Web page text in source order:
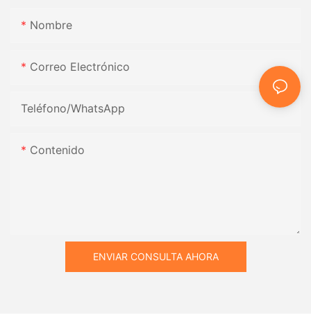
Nombre
Correo Electrónico
Teléfono/WhatsApp
Contenido
ENVIAR CONSULTA AHORA